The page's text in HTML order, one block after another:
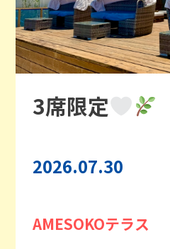
3席限定
2026.07.30
AMESOKOテラス